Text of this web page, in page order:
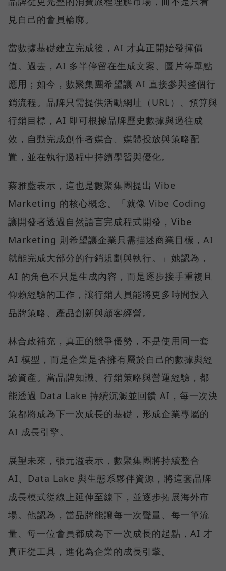
見自己的會員輪廓。
當數據基礎建立完成後，AI 才真正開始發揮價
值。過去，AI 多半停留在生成文案、圖片等單點
應用；如今，數聚集團希望讓 AI 直接參與整個行
銷流程。品牌只需提供活動網址（URL）、預算與
行銷目標，AI 即可根據品牌歷史數據與過往成
效，自動完成創作者媒合、媒體投放與策略配
置，並在執行過程中持續學習與優化。
蔡雅藍表示，這也是數聚集團提出 Vibe
Marketing 的核心概念。「就像 Vibe Coding
讓開發者透過自然語言完成程式開發，Vibe
Marketing 則希望讓企業只需描述商業目標，AI
就能完成大部分的行銷規劃與執行。」她認為，
AI 的角色不只是生成內容，而是逐步接手重複且
仰賴經驗的工作，讓行銷人員能將更多時間投入
品牌策略、產品創新與顧客經營。
林合政補充，真正的競爭優勢，不是使用同一套
AI 模型，而是企業是否擁有屬於自己的數據與經
驗資產。當品牌知識、行銷策略與營運經驗，都
能透過 Data Lake 持續沉澱並回饋 AI，每一次決
策都將成為下一次成長的基礎，形成企業專屬的
AI 成長引擎。
展望未來，張元溢表示，數聚集團將持續整合
AI、Data Lake 與生態系夥伴資源，將這套品牌
成長模式從線上延伸至線下，並逐步拓展海外市
場。他認為，當品牌能讓每一次聲量、每一筆流
量、每一位會員都成為下一次成長的起點，AI 才
真正從工具，進化為企業的成長引擎。